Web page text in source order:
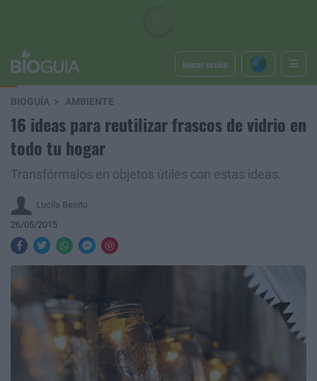
Iniciar sesión
BIOGUÍA AMBIENTE
16 ideas para reutilizar frascos de vidrio en
todo tu hogar
Transfórmalos en objetos útiles con estas ideas.
Lucila Benito
26/05/2015